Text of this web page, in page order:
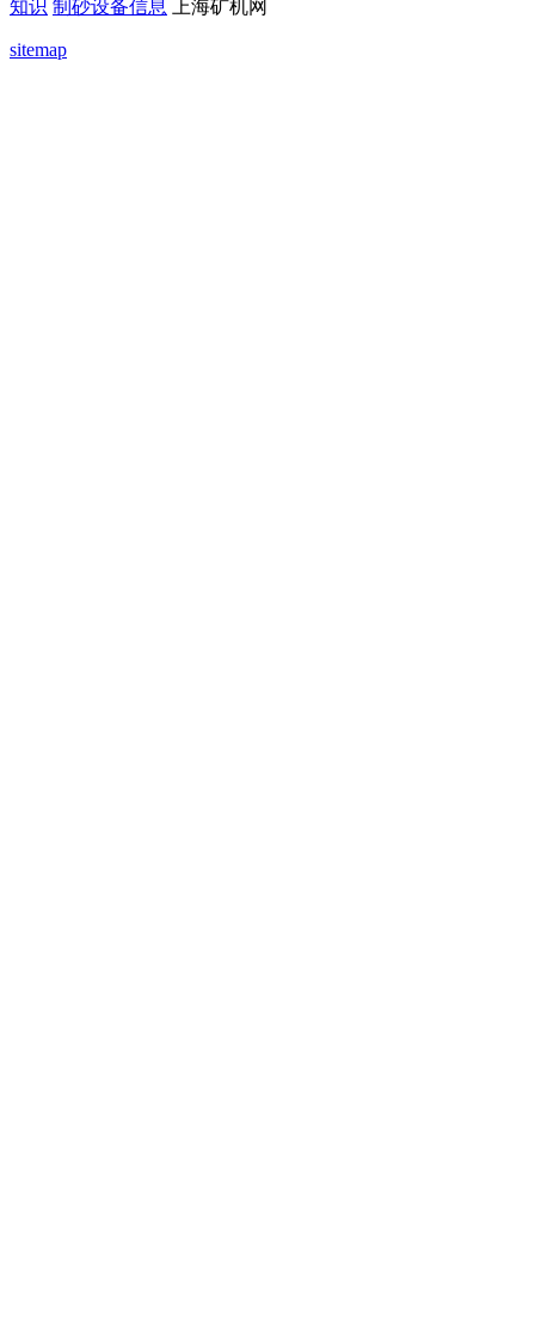
知识 制砂设备信息 上海矿机网
sitemap